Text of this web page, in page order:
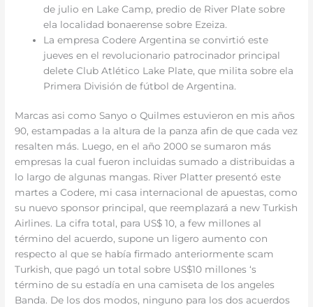
de julio en Lake Camp, predio de River Plate sobre
ela localidad bonaerense sobre Ezeiza.
La empresa Codere Argentina se convirtió este
jueves en el revolucionario patrocinador principal
delete Club Atlético Lake Plate, que milita sobre ela
Primera División de fútbol de Argentina.
Marcas asi como Sanyo o Quilmes estuvieron en mis años
90, estampadas a la altura de la panza afin de que cada vez
resalten más. Luego, en el año 2000 se sumaron más
empresas la cual fueron incluidas sumado a distribuidas a
lo largo de algunas mangas. River Platter presentó este
martes a Codere, mi casa internacional de apuestas, como
su nuevo sponsor principal, que reemplazará a new Turkish
Airlines. La cifra total, para US$ 10, a few millones al
término del acuerdo, supone un ligero aumento con
respecto al que se había firmado anteriormente scam
Turkish, que pagó un total sobre US$10 millones ‘s
término de su estadía en una camiseta de los angeles
Banda. De los dos modos, ninguno para los dos acuerdos